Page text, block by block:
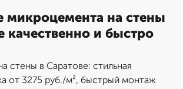
микроцемента на стены
качественно и быстро
стены в Саратове: стильная
от 3275 руб./м², быстрый монтаж